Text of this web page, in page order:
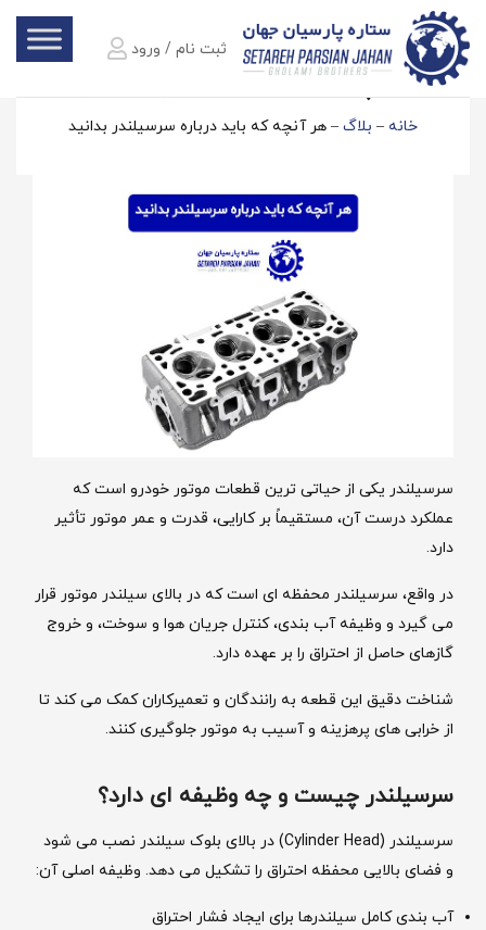
ثبت نام / ورود
هر آنچه که باید درباره سرسیلندر بدانید
خانه – بلاگ – هر آنچه که باید درباره سرسیلندر بدانید
سرسیلندر یکی از حیاتی‌ ترین قطعات موتور خودرو است که
عملکرد درست آن، مستقیماً بر کارایی، قدرت و عمر موتور تأثیر
دارد.
در واقع، سرسیلندر محفظه ‌ای است که در بالای سیلندر موتور قرار
می‌ گیرد و وظیفه آب ‌بندی، کنترل جریان هوا و سوخت، و خروج
گازهای حاصل از احتراق را بر عهده دارد.
شناخت دقیق این قطعه به رانندگان و تعمیرکاران کمک می‌ کند تا
از خرابی ‌های پرهزینه و آسیب به موتور جلوگیری کنند.
سرسیلندر چیست و چه وظیفه ‌ای دارد؟
سرسیلندر (Cylinder Head) در بالای بلوک سیلندر نصب می ‌شود
و فضای بالایی محفظه احتراق را تشکیل می ‌دهد. وظیفه اصلی آن:
آب‌ بندی کامل سیلندرها برای ایجاد فشار احتراق